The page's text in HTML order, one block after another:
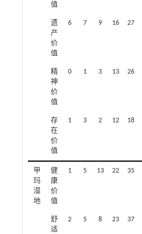
值
遗
产
价
值
6 7 9 16 27
精
神
价
值
0 1 3 13 26
存
在
价
值
1 3 2 12 18
甲
玛
湿
地
健
康
价
值
1 5 13 22 35
舒
适
2 5 8 23 37